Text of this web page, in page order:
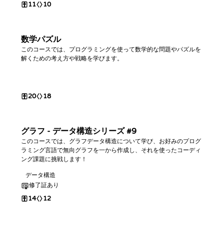
11 10
数学パズル
このコースでは、プログラミングを使って数学的な問題やパズルを
解くための考え方や戦略を学びます。
20 18
グラフ - データ構造シリーズ #9
このコースでは、グラフデータ構造について学び、お好みのプログ
ラミング言語で無向グラフを一から作成し、それを使ったコーディ
ング課題に挑戦します！
データ構造
修了証あり
14 12